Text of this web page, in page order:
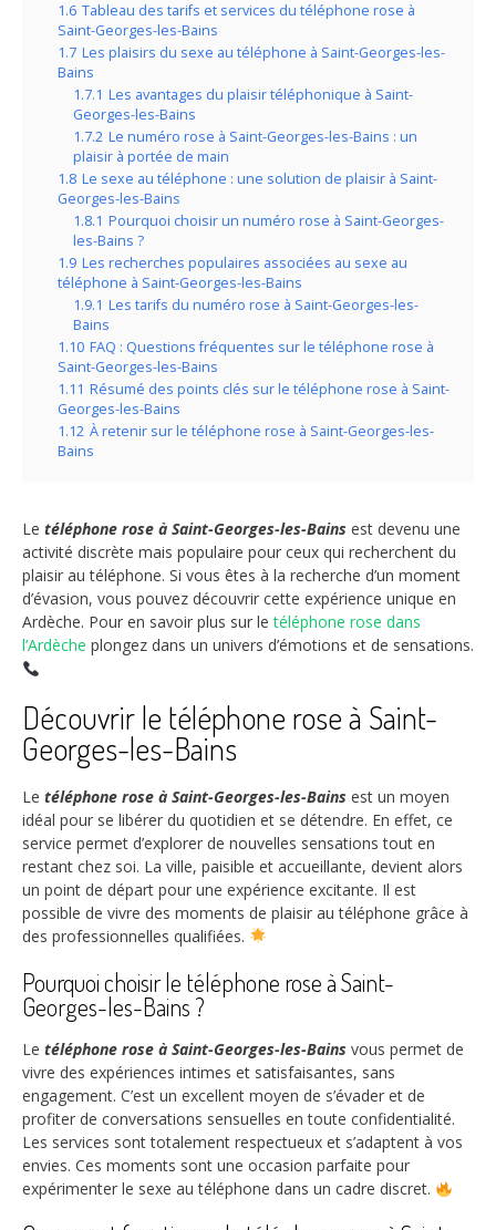
1.6 Tableau des tarifs et services du téléphone rose à
Saint-Georges-les-Bains
1.7 Les plaisirs du sexe au téléphone à Saint-Georges-les-
Bains
1.7.1 Les avantages du plaisir téléphonique à Saint-
Georges-les-Bains
1.7.2 Le numéro rose à Saint-Georges-les-Bains : un
plaisir à portée de main
1.8 Le sexe au téléphone : une solution de plaisir à Saint-
Georges-les-Bains
1.8.1 Pourquoi choisir un numéro rose à Saint-Georges-
les-Bains ?
1.9 Les recherches populaires associées au sexe au
téléphone à Saint-Georges-les-Bains
1.9.1 Les tarifs du numéro rose à Saint-Georges-les-
Bains
1.10 FAQ : Questions fréquentes sur le téléphone rose à
Saint-Georges-les-Bains
1.11 Résumé des points clés sur le téléphone rose à Saint-
Georges-les-Bains
1.12 À retenir sur le téléphone rose à Saint-Georges-les-
Bains
Le téléphone rose à Saint-Georges-les-Bains est devenu une
activité discrète mais populaire pour ceux qui recherchent du
plaisir au téléphone. Si vous êtes à la recherche d’un moment
d’évasion, vous pouvez découvrir cette expérience unique en
Ardèche. Pour en savoir plus sur letéléphone rose dans
l’Ardèche plongez dans un univers d’émotions et de sensations.
Découvrir le téléphone rose à Saint-
Georges-les-Bains
Le téléphone rose à Saint-Georges-les-Bains est un moyen
idéal pour se libérer du quotidien et se détendre. En effet, ce
service permet d’explorer de nouvelles sensations tout en
restant chez soi. La ville, paisible et accueillante, devient alors
un point de départ pour une expérience excitante. Il est
possible de vivre des moments de plaisir au téléphone grâce à
des professionnelles qualifiées.
Pourquoi choisir le téléphone rose à Saint-
Georges-les-Bains ?
Le téléphone rose à Saint-Georges-les-Bains vous permet de
vivre des expériences intimes et satisfaisantes, sans
engagement. C’est un excellent moyen de s’évader et de
profiter de conversations sensuelles en toute confidentialité.
Les services sont totalement respectueux et s’adaptent à vos
envies. Ces moments sont une occasion parfaite pour
expérimenter le sexe au téléphone dans un cadre discret.